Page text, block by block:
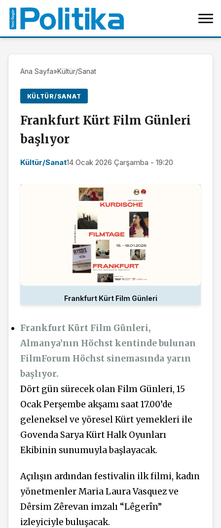
Ana Sayfa»Kültür/Sanat
KÜLTÜR/SANAT
Frankfurt Kürt Film Günleri
başlıyor
Kültür/Sanat14 Ocak 2026 Çarşamba - 19:20
Frankfurt Kürt Film Günleri
Frankfurt Kürt Film Günleri,
Almanya’nın Höchst kentinde bulunan
FilmForum Höchst sinemasında yarın
başlıyor.
Dört gün sürecek olan Film Günleri, 15
Ocak Perşembe akşamı saat 17.00’de
geleneksel ve yöresel Kürt yemekleri ile
Govenda Sarya Kürt Halk Oyunları
Ekibinin sunumuyla başlayacak.
Açılışın ardından festivalin ilk filmi, kadın
yönetmenler Maria Laura Vasquez ve
Dêrsim Zêrevan imzalı “Lêgerîn”
izleyiciyle buluşacak.